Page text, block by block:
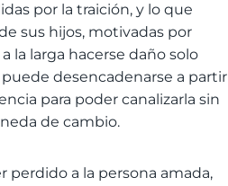
por la traición, y lo que
sus hijos, motivadas por
la larga hacerse daño solo
desencadenarse a partir
para poder canalizarla sin
de cambio.
perdido a la persona amada,